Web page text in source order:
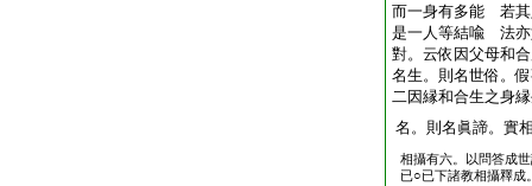
而一身有多能 若
是一人等結喩 法亦
對。云依因父母和
名生。則名世俗。
二因縁和合生之身
名。則名眞諦。實
相攝有六。以問答成
已○已下諸教相攝釋成